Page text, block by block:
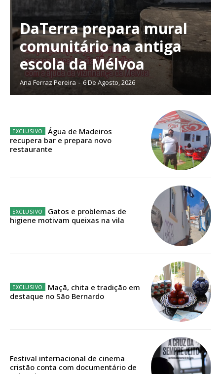
Planos de Assinatura
Faça-se assinante do Região de Cister e ajude-nos a manter este serviço
Sendo assinante terá acesso a todos os conteúdos exclusivos e versões
Escolha o plano de assinatura desejado:
32€
Edição em papel entregue à Quinta-feira em sua
casa
DaTerra prepara mural
comunitário na antiga
escola da Mélvoa
Ana Ferraz Pereira - 6 De Agosto, 2026
Água de Madeiros
recupera bar e prepara novo
restaurante
Gatos e problemas de
higiene motivam queixas na vila
Maçã, chita e tradição em
destaque no São Bernardo
Festival internacional de cinema
cristão conta com documentário de